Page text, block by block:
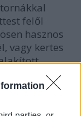
felől
hasznos
vagy kertes
öntözést